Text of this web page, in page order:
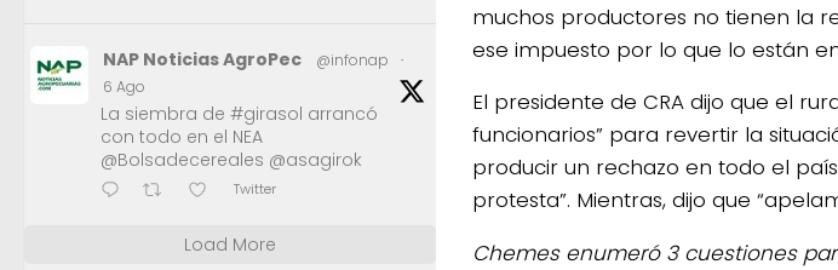
muchos productores no tienen la
ese impuesto por lo que lo están
El presidente de CRA dijo que el
funcionarios” para revertir la
producir un rechazo en todo el
protesta”. Mientras, dijo que
Chemes enumeró 3 cuestiones
NAP Noticias AgroPec @infonap
·
6 Ago
La siembra de #girasol arrancó
con todo en el NEA
@Bolsadecereales @asagirok
Twitter
Load More